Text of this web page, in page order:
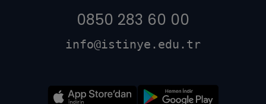
0850 283 60 00
info@istinye.edu.tr